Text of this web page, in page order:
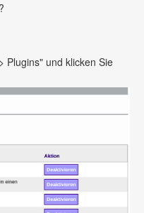
Plugins" und klicken Sie